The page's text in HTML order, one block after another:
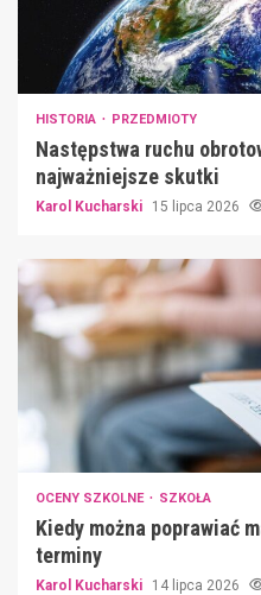
HISTORIA PRZEDMIOTY
Następstwa ruchu
najważniejsze skutki
Karol Kucharski 15 lipca 2026
OCENY SZKOLNE SZKOŁA
Kiedy można poprawiać
terminy
Karol Kucharski 14 lipca 2026